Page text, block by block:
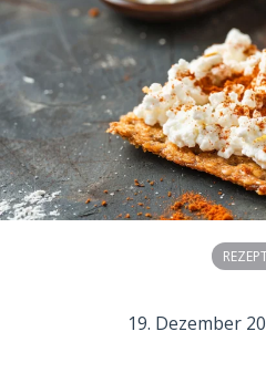
19. Dezember